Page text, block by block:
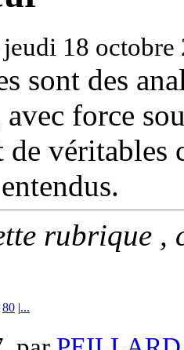
18 octobre
sont des
avec force
de
rubrique ,
80 |...